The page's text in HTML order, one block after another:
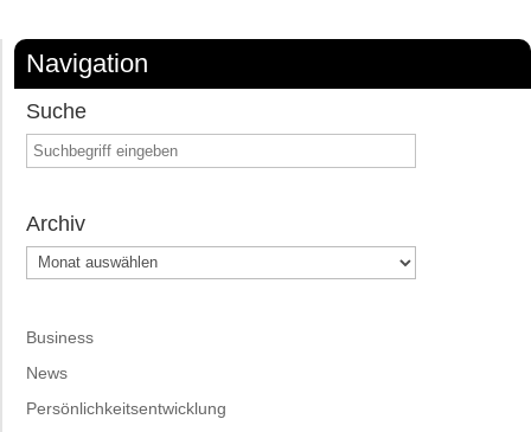
Navigation
Suche
Archiv
Archiv
Business
News
Persönlichkeitsentwicklung